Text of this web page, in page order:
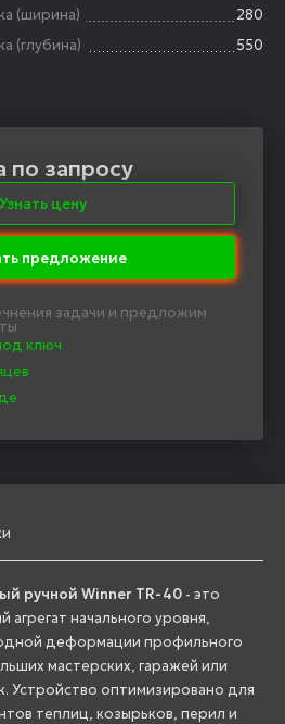
(ширина)
280
(глубина)
550
по запросу
Узнать цену
предложение
задачи и предложим
ключ
ручной Winner TR-40 - это
агрегат начального уровня,
деформации профильного
мастерских, гаражей или
Устройство оптимизировано для
теплиц, козырьков, перил и